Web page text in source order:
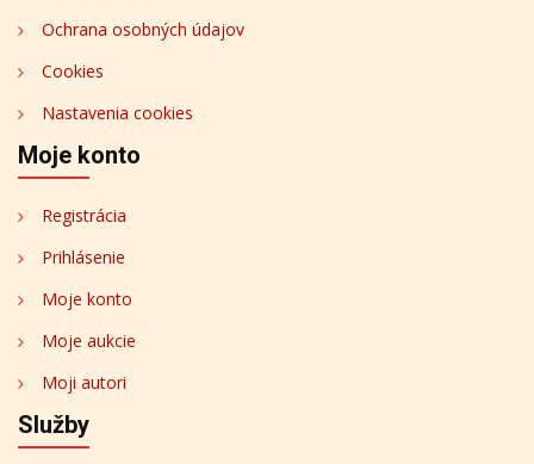
Ochrana osobných údajov
Cookies
Nastavenia cookies
Moje konto
Registrácia
Prihlásenie
Moje konto
Moje aukcie
Moji autori
Služby